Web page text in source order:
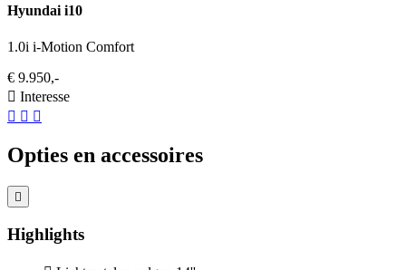
Hyundai i10
1.0i i-Motion Comfort
€ 9.950,-
Interesse
Opties en accessoires
Highlights